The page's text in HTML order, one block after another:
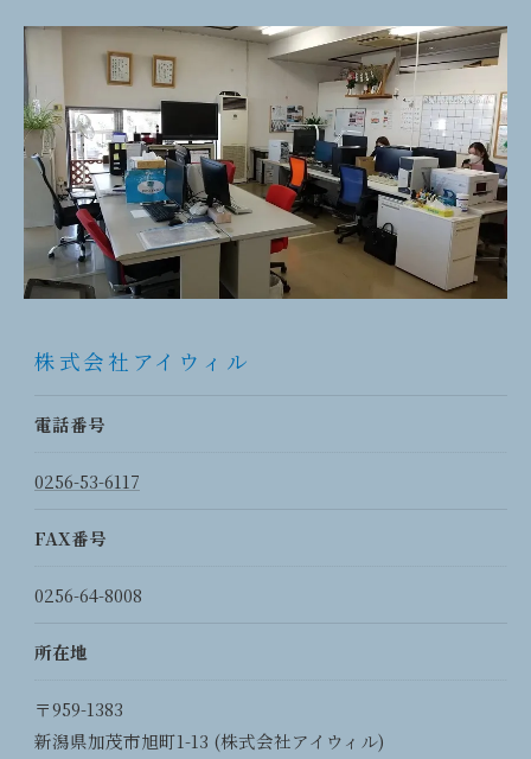
株式会社アイウィル
電話番号
0256-53-6117
FAX番号
0256-64-8008
所在地
〒959-1383
新潟県加茂市旭町1-13 (株式会社アイウィル)